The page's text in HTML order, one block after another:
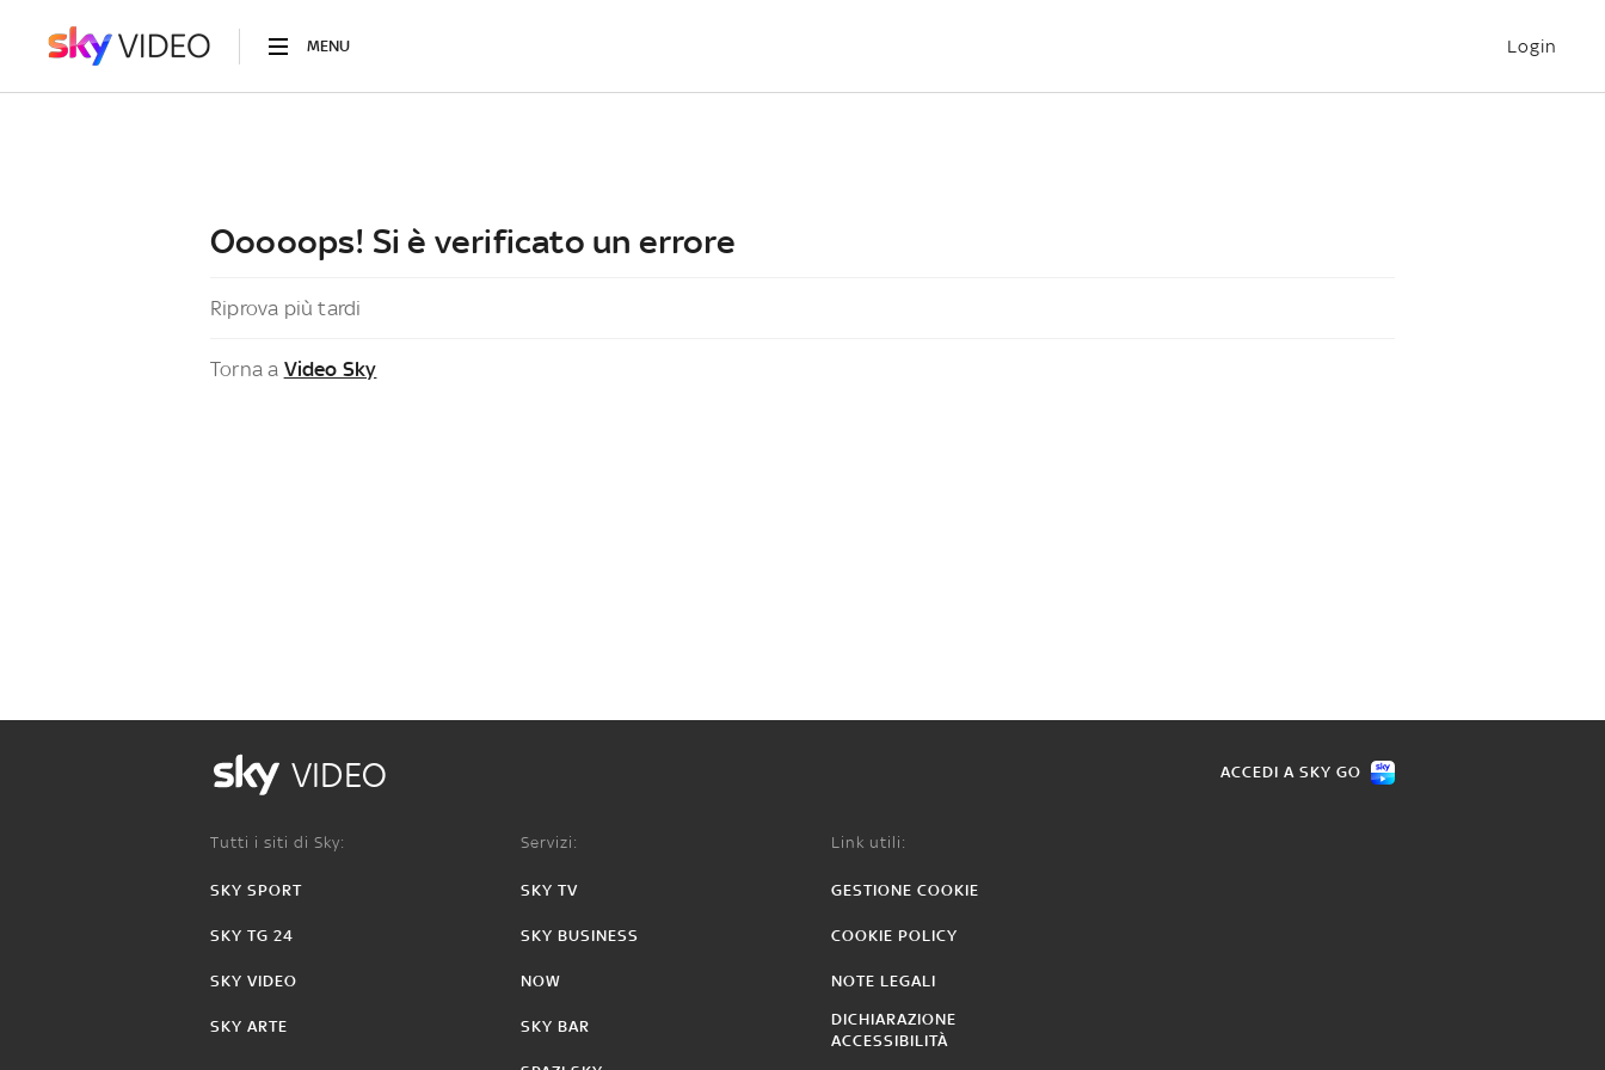
MENU Login
Ooooops! Si è verificato un errore
Riprova più tardi
Torna a Video Sky
VIDEO ACCEDI A SKY GO
Tutti i siti di Sky:
SKY SPORT
SKY TG 24
SKY VIDEO
SKY ARTE
Servizi:
SKY TV
SKY BUSINESS
NOW
SKY BAR
Link utili:
GESTIONE COOKIE
COOKIE POLICY
NOTE LEGALI
DICHIARAZIONE
ACCESSIBILITÀ